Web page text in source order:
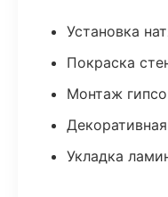
Установка
Покраска
Монтаж
Укладка